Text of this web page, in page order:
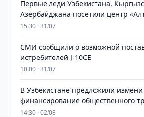
Первые леди Узбекистана,
Азербайджана посетили центр
15:30 · 31/07
СМИ сообщили о возможной
истребителей J-10CE
10:00 · 31/07
В Узбекистане предложили
финансирование общественного
14:30 · 02/08